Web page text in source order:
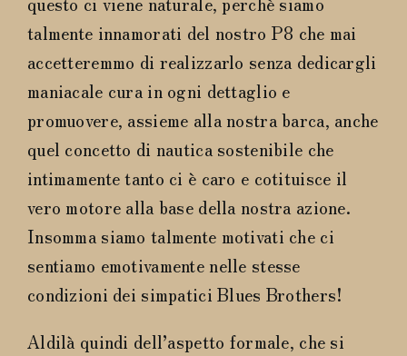
talmente innamorati del nostro P8 che mai
accetteremmo di realizzarlo senza dedicargli
maniacale cura in ogni dettaglio e
promuovere, assieme alla nostra barca, anche
quel concetto di nautica sostenibile che
intimamente tanto ci è caro e cotituisce il
vero motore alla base della nostra azione.
Insomma siamo talmente motivati che ci
sentiamo emotivamente nelle stesse
condizioni dei simpatici Blues Brothers!
Aldilà quindi dell’aspetto formale, che si